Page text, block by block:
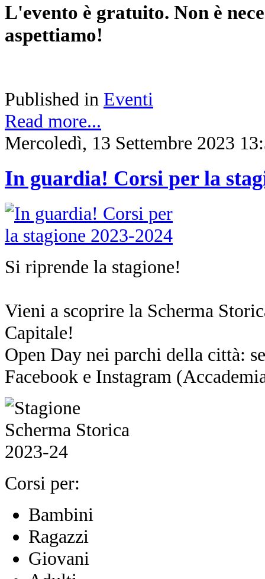
L'evento è gratuito. Non è
aspettiamo!
Published in Eventi
Read more...
Mercoledì, 13 Settembre 2023
In guardia! Corsi per la
Si riprende la stagione!
Vieni a scoprire la Scherma
Capitale!
Open Day nei parchi della città:
Facebook e Instagram
Corsi per:
Bambini
Ragazzi
Giovani